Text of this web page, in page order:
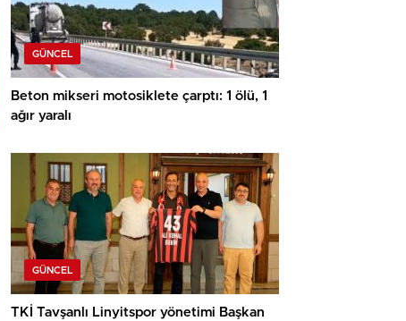
GÜNCEL
Beton mikseri motosiklete çarptı: 1 ölü, 1
ağır yaralı
GÜNCEL
TKİ Tavşanlı Linyitspor yönetimi Başkan